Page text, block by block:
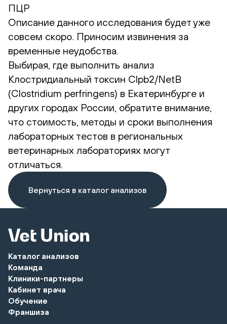
ПЦР
Описание данного исследования будет уже
совсем скоро. Приносим извинения за
временные неудобства.
Выбирая, где выполнить анализ
Клостридиальный токсин Clpb2/NetB
(Clostridium perfringens) в Екатеринбурге и
других городах России, обратите внимание,
что стоимость, методы и сроки выполнения
лабораторных тестов в региональных
ветеринарных лабораториях могут
отличаться.
Вернуться в каталог анализов
Каталог анализов
Команда
Клиники-партнеры
Кабинет врача
Обучение
Франшиза